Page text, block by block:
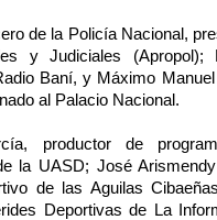
de la Policía Nacional,
y Judiciales (Apropol);
Baní, y Máximo
al Palacio Nacional.
productor de
la UASD; José
de las Aguilas
Deportivas de La